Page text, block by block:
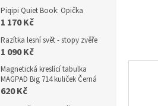
Piqipi Quiet Book: Opička
1 170 Kč
Razítka lesní svět - stopy zvěře
1 090 Kč
Magnetická kreslící tabulka
MAGPAD Big 714 kuliček Černá
620 Kč